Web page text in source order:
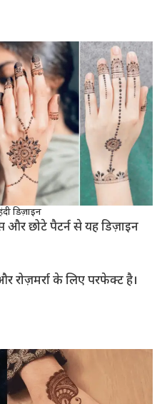
डिज़ाइन
और छोटे पैटर्न से यह डिज़ाइन
रोज़मर्रा के लिए परफेक्ट है।